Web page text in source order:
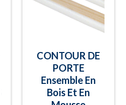
CONTOUR DE
PORTE
Ensemble En
Bois Et En